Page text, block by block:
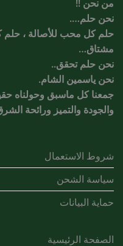
من نحن !!
نحن حلم….
حلم كل محب للأصالة ،
مشتاق…
نحن حلم تحقق..
نحن ياسمين الشام.
جمعنا كل ماسبق وحولناه
والجودة والتميز ورائحة
شروط الاستعمال
سياسة الشحن
حماية البيانات
الصفحة الرئيسية